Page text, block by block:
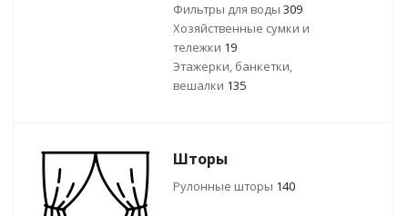
Фильтры для воды 309
Хозяйственные сумки и
тележки 19
Этажерки, банкетки,
вешалки 135
Шторы
Рулонные шторы 140